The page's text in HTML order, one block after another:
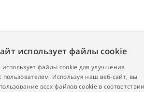
использует файлы cookie
использует файлы cookie для улучшения
пользователем. Используя наш веб-сайт, вы
всех файлов cookie в